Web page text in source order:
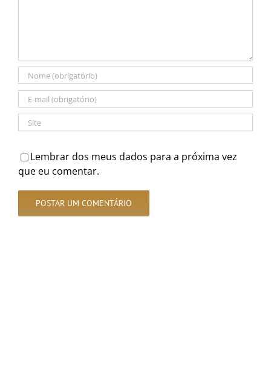
Lembrar dos meus dados para a próxima vez
que eu comentar.